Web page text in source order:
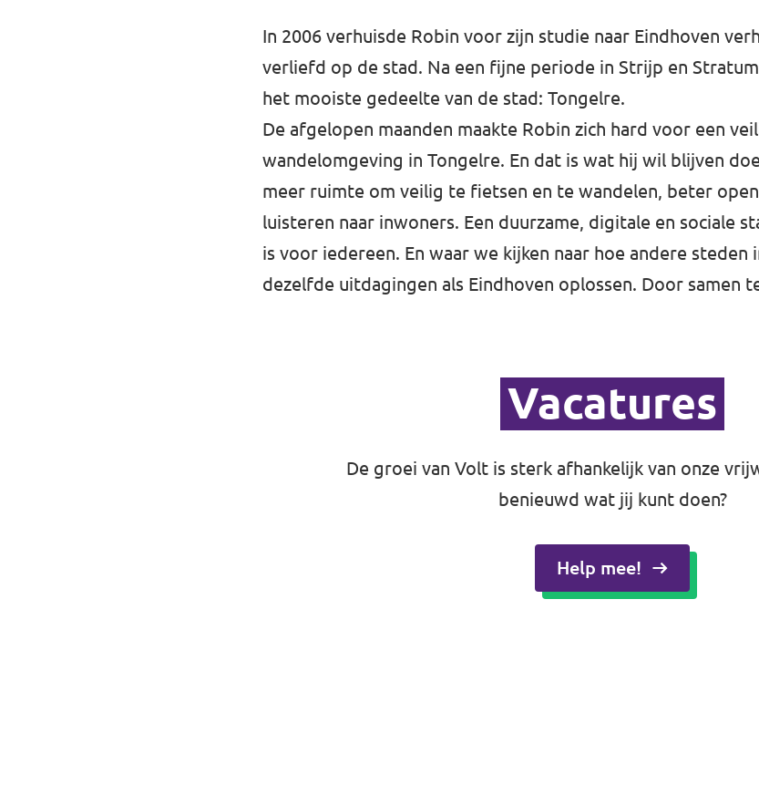
In 2006 verhuisde Robin voor zijn studie naar Eindhoven
verliefd op de stad. Na een fijne periode in Strijp en
het mooiste gedeelte van de stad: Tongelre.
De afgelopen maanden maakte Robin zich hard voor een
wandelomgeving in Tongelre. En dat is wat hij wil blijven
meer ruimte om veilig te fietsen en te wandelen, beter
luisteren naar inwoners. Een duurzame, digitale en sociale
is voor iedereen. En waar we kijken naar hoe andere steden
dezelfde uitdagingen als Eindhoven oplossen. Door samen
Vacatures
De groei van Volt is sterk afhankelijk van onze
benieuwd wat jij kunt doen?
Help mee!